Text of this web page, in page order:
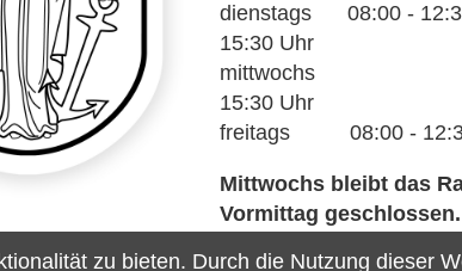
dienstags 08:00 -
15:30 Uhr
mittwochs
15:30 Uhr
freitags 08:00 -
Mittwochs bleibt das
Vormittag geschlossen.
zu bieten. Durch die Nutzung dieser